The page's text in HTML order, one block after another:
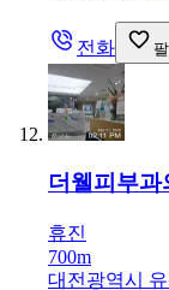
전화
더웰피부과
휴진
700m
대전광역시